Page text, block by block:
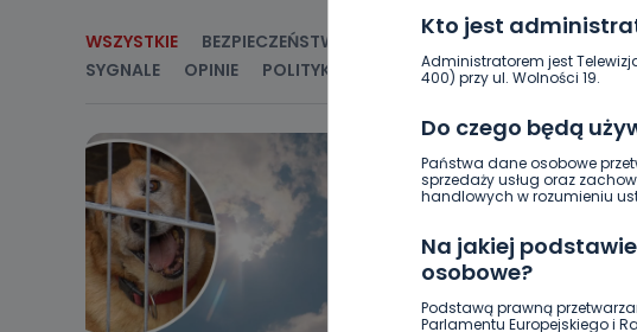
Kto jest
Administratorem jest
400) przy ul. Wolności 19.
Do czego będą
Państwa dane osobowe
sprzedaży usług oraz
handlowych w rozumieniu
Na jakiej
osobowe?
Podstawą prawną
Parlamentu Europejskiego i
WSZYSTKIE BEZPIECZEŃSTWO CIEKAWOSTKI
SYGNALE
OPINIE POLITYKA RELIGIA SAMORZĄD